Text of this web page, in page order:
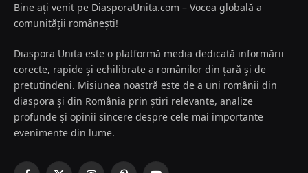
Bine ați venit pe DiasporaUnita.com – Vocea globală a
comunității românești!
Diaspora Unita este o platformă media dedicată informării
corecte, rapide și echilibrate a românilor din țară și de
pretutindeni. Misiunea noastră este de a uni românii din
diaspora și din România prin știri relevante, analize
profunde și opinii sincere despre cele mai importante
evenimente din lume.